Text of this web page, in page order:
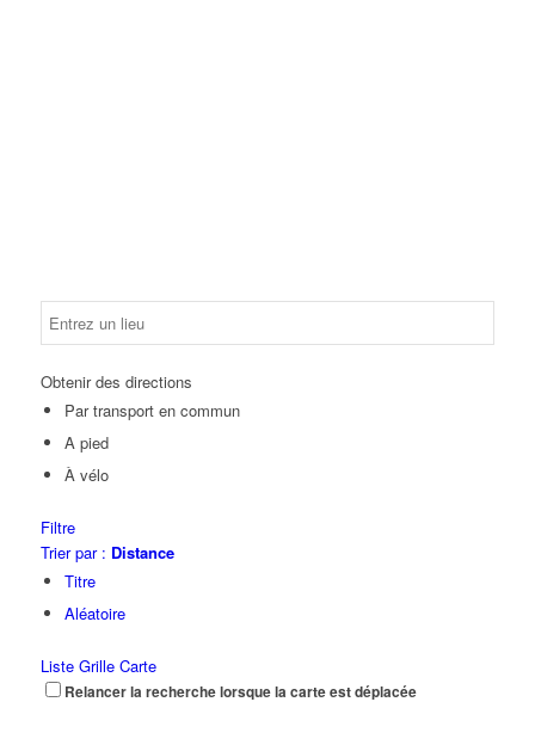
Obtenir des directions
Par transport en commun
A pied
À vélo
Filtre
Trier par : Distance
Titre
Aléatoire
Liste Grille Carte
Relancer la recherche lorsque la carte est déplacée